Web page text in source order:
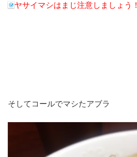
ヤサイマシはまじ注意しましょう！
そしてコールでマシたアブラ